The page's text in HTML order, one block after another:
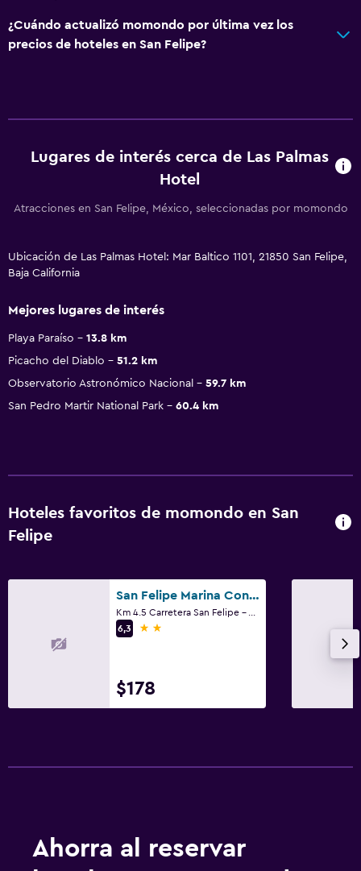
¿Cuándo actualizó momondo por última vez los
precios de hoteles en San Felipe?
Lugares de interés cerca de Las Palmas
Hotel
Atracciones en San Felipe, México, seleccionadas por momondo
Ubicación de Las Palmas Hotel: Mar Baltico 1101, 21850 San Felipe,
Baja California
Mejores lugares de interés
Playa Paraíso
13.8 km
Picacho del Diablo
51.2 km
Observatorio Astronómico Nacional
59.7 km
San Pedro Martir National Park
60.4 km
Hoteles favoritos de momondo en San
Felipe
San Felipe Marina Condohotel
6,3
2 estrellas
$178
Ahorra al reservar